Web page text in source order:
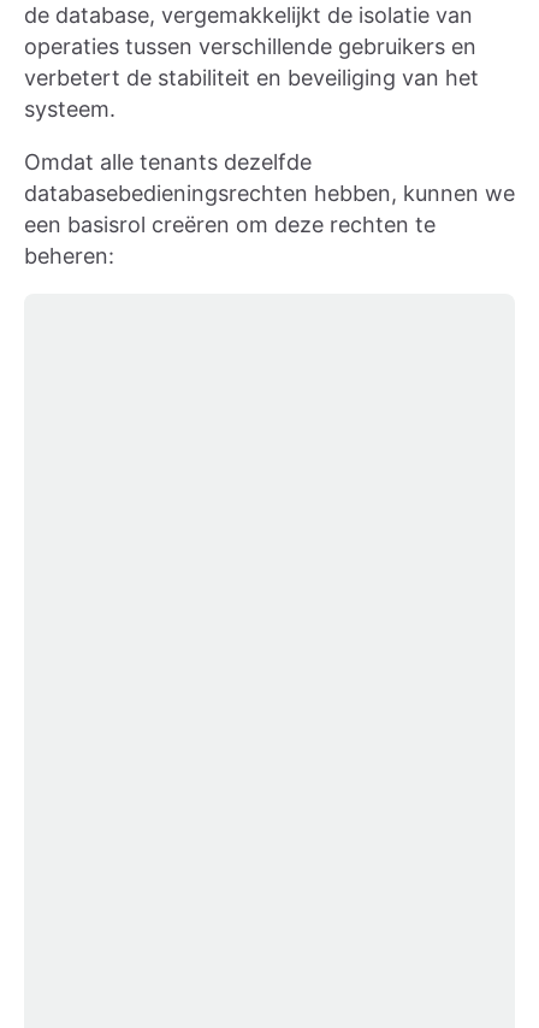
de database, vergemakkelijkt de isolatie van
operaties tussen verschillende gebruikers en
verbetert de stabiliteit en beveiliging van het
systeem.
Omdat alle tenants dezelfde
databasebedieningsrechten hebben, kunnen we
een basisrol creëren om deze rechten te
beheren: